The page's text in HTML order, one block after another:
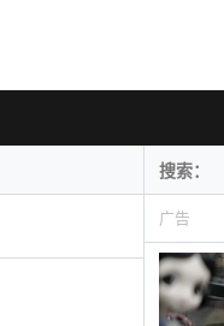
广告